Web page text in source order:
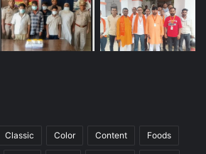
Classic Color Content Foods